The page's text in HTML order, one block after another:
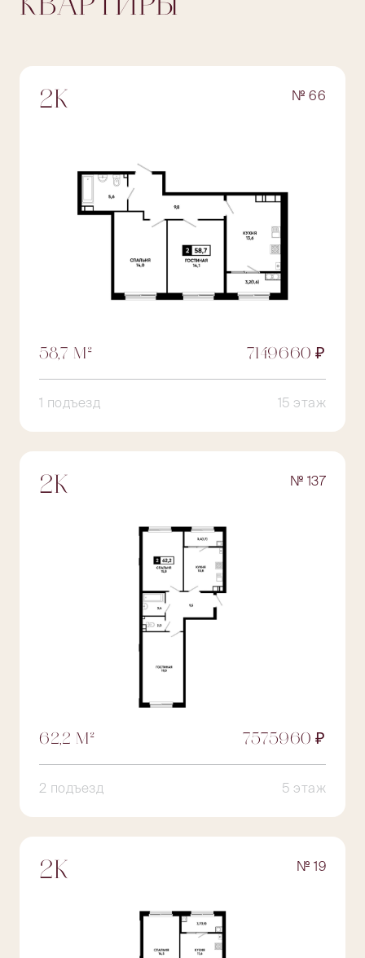
КВАРТИРЫ
2К № 66
58,7 М² 7149660 ₽
1 подъезд 15 этаж
2К № 137
62,2 М² 7575960 ₽
2 подъезд 5 этаж
2К № 19